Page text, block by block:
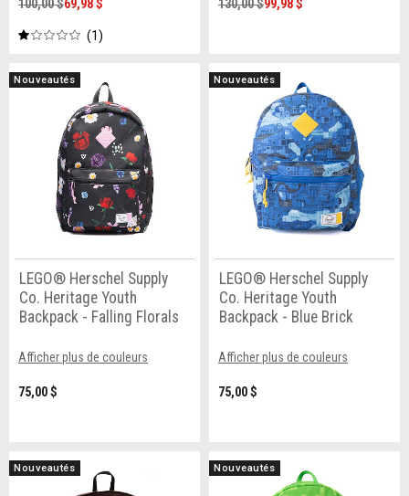
100,00 $69,98 $
1
130,00 $99,98 $
Nouveautés
LEGO® Herschel Supply
Co. Heritage Youth
Backpack - Falling Florals
Afficher plus de couleurs
75,00 $
Nouveautés
LEGO® Herschel Supply
Co. Heritage Youth
Backpack - Blue Brick
Afficher plus de couleurs
75,00 $
Nouveautés Nouveautés